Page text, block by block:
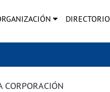
DIRECTORIO
CORPORACIÓN